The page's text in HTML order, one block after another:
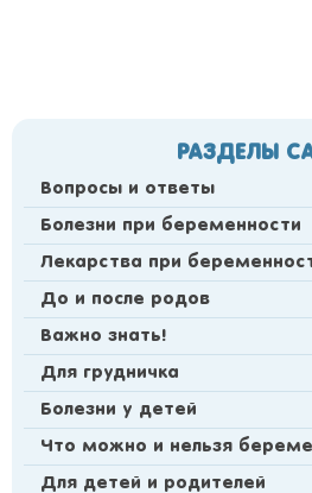
РАЗДЕЛЫ
Вопросы и ответы
Болезни при беременности
Лекарства при
До и после родов
Важно знать!
Для грудничка
Болезни у детей
Что можно и нельзя
Для детей и родителей